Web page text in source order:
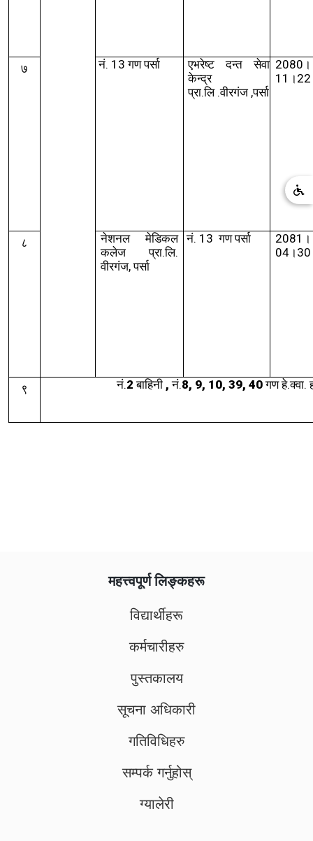
७ नं. 13गण पर्सा
एभरेष्ट दन्त सेवा
केन्द्र
प्रा.लि.वीरगंज,पर्सा
2080।
11।22
८
नेशनल मेडिकल
कलेज प्रा.लि.
वीरगंज,पर्सा
नं. 13गण पर्सा
2081।
04।30
९ नं.2बाहिनी ,नं.8, 9, 10, 39, 40गण
महत्त्वपूर्ण लिङ्कहरू
विद्यार्थीहरू
कर्मचारीहरु
पुस्तकालय
सूचना अधिकारी
गतिविधिहरु
सम्पर्क गर्नुहोस्
ग्यालेरी